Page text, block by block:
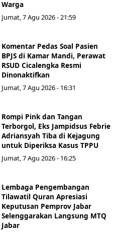
Warga
Jumat, 7 Agu 2026 - 21:59
Komentar Pedas Soal Pasien
BPJS di Kamar Mandi, Perawat
RSUD Cicalengka Resmi
Dinonaktifkan
Jumat, 7 Agu 2026 - 16:31
Rompi Pink dan Tangan
Terborgol, Eks Jampidsus Febrie
Adriansyah Tiba di Kejagung
untuk Diperiksa Kasus TPPU
Jumat, 7 Agu 2026 - 16:25
Lembaga Pengembangan
Tilawatil Quran Apresiasi
Keputusan Pemprov Jabar
Selenggarakan Langsung MTQ
Jabar